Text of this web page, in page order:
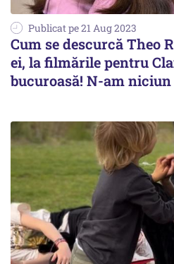
Publicat pe 21 Aug 2023
Cum se descurcă Theo
ei, la filmările pentru
bucuroasă! N-am niciun